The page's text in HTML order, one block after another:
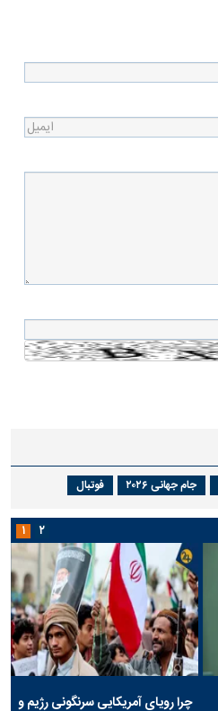
جام جهانی ۲۰۲۶ فوتبال
چرا رویای آمریکایی سرنگونی رژیم و
۱ ۲